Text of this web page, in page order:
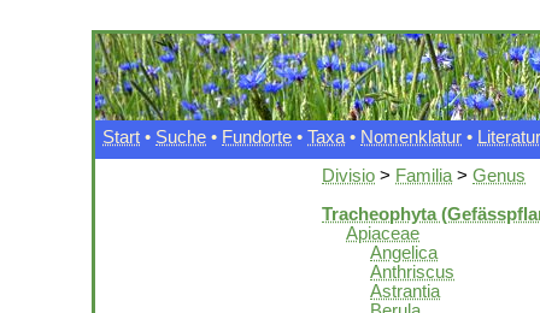
Start • Suche • Fundorte • Taxa • Nomenklatur • Literatur
Divisio > Familia > Genus
Tracheophyta
Apiaceae
Angelica
Anthriscus
Astrantia